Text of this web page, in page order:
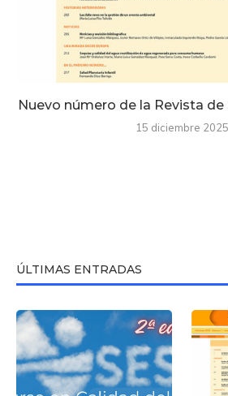
Nuevo número de la Revista de
15 diciembre 2025
ÚLTIMAS ENTRADAS